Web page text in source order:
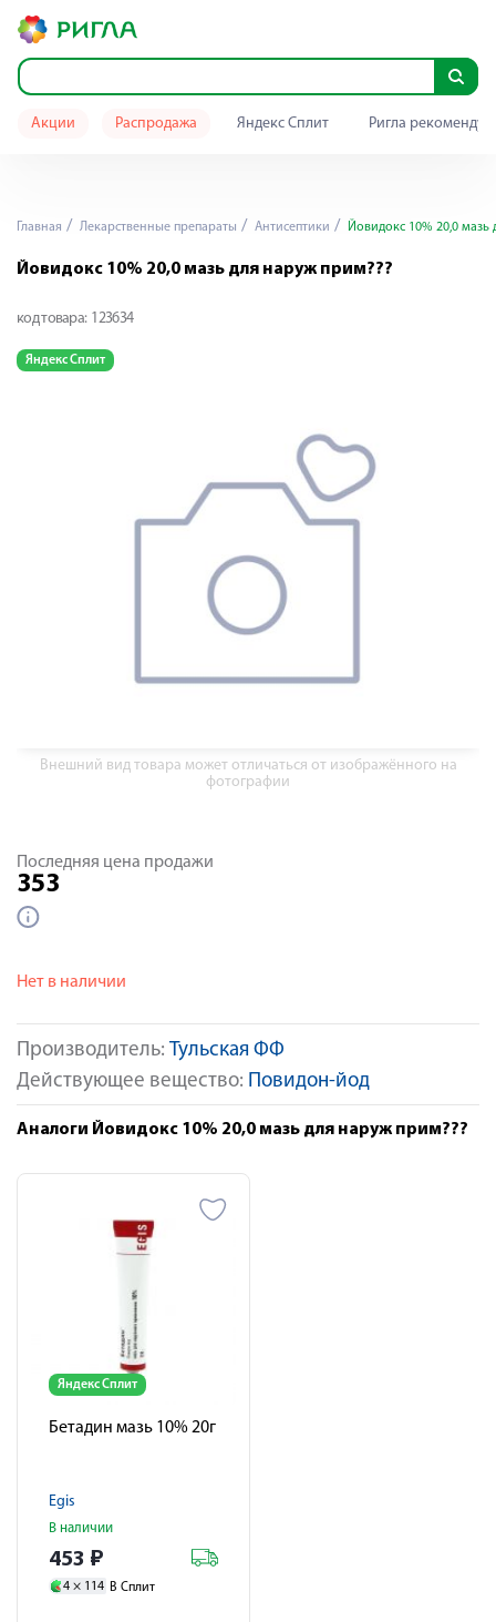
Акции Распродажа Яндекс Сплит Ригла
Главная Лекарственные препараты Антисептики Йовидокс 10% 20,0 мазь
Йовидокс 10% 20,0 мазь для наруж прим???
код товара: 123634
Яндекс Сплит
Внешний вид товара может отличаться от изображённого на
фотографии
Производитель: Тульская ФФ
Действующее вещество: Повидон-йод
Последняя цена продажи
353
Нет в наличии
Аналоги Йовидокс 10% 20,0 мазь для наруж прим???
Яндекс Сплит
Бетадин мазь 10% 20г
Egis
В наличии
453 ₽
4 × 114 В Сплит